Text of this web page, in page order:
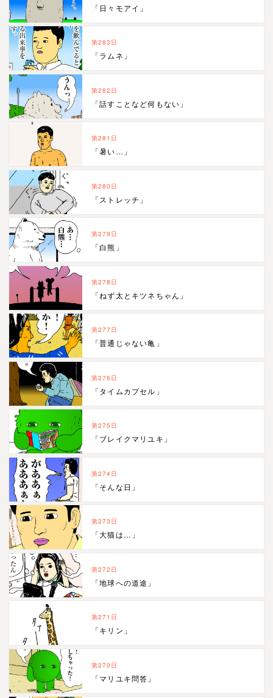
「日々モアイ」
第283日
「ラムネ」
第282日
「話すことなど何もない」
第281日
「暑い…」
第280日
「ストレッチ」
第279日
「白熊」
第278日
「ねず太とキツネちゃん」
第277日
「普通じゃない亀」
第276日
「タイムカプセル」
第275日
「ブレイクマリユキ」
第274日
「そんな日」
第273日
「大猫は…」
第272日
「地球への道途」
第271日
「キリン」
第270日
「マリユキ問答」